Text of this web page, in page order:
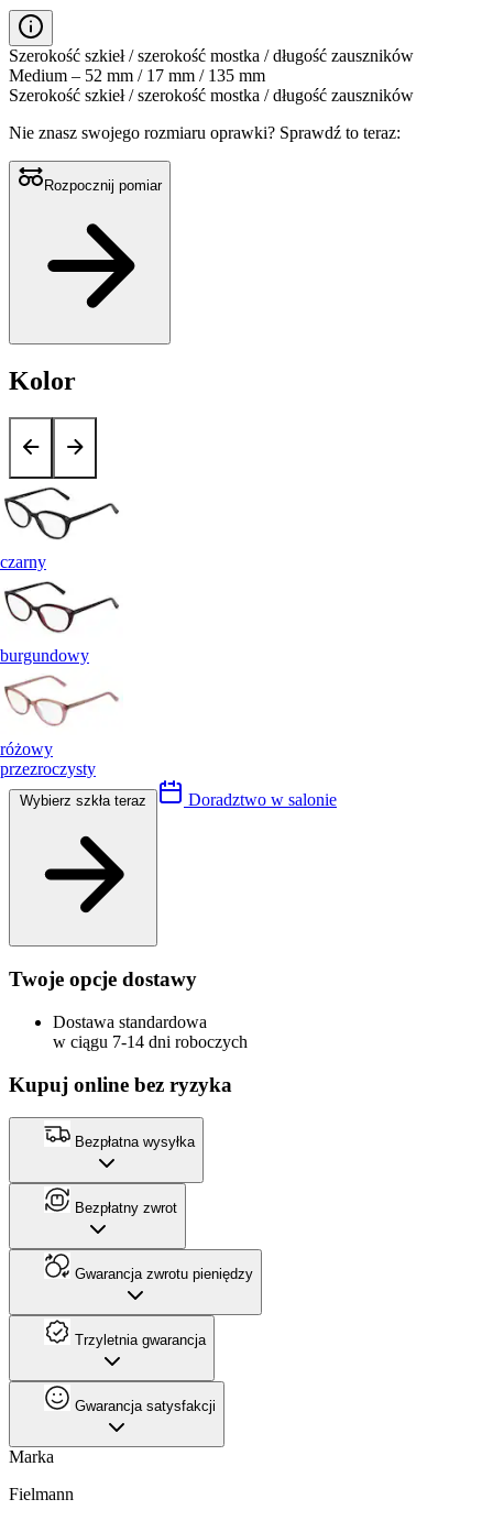
Szerokość szkieł / szerokość mostka / długość zauszników
Medium – 52 mm / 17 mm / 135 mm
Szerokość szkieł / szerokość mostka / długość zauszników
Nie znasz swojego rozmiaru oprawki? Sprawdź to teraz:
Rozpocznij pomiar
Kolor
czarny
burgundowy
różowy
przezroczysty
Doradztwo w salonie
Twoje opcje dostawy
Dostawa standardowa
w ciągu 7-14 dni roboczych
Kupuj online bez ryzyka
Bezpłatna wysyłka
Bezpłatny zwrot
Gwarancja zwrotu pieniędzy
Trzyletnia gwarancja
Gwarancja satysfakcji
Marka
Fielmann